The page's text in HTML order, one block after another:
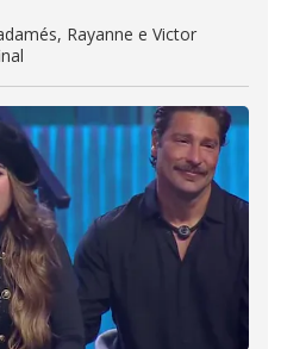
Rayanne e Victor